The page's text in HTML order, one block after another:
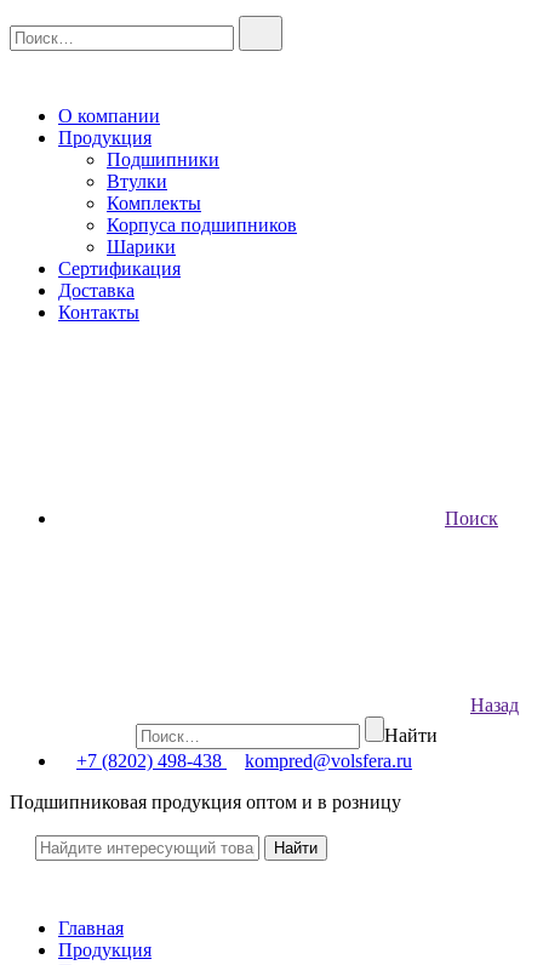
О компании
Продукция
Подшипники
Втулки
Комплекты
Корпуса подшипников
Шарики
Сертификация
Доставка
Контакты
Поиск
Назад
Найти
+7 (8202) 498-438
kompred@volsfera.ru
Подшипниковая продукция оптом и в розницу
Главная
Продукция